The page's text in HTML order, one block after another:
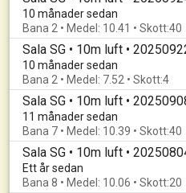
10 månader sedan
Bana 2 • Medel: 10.41 • Skott:40
Sala SG • 10m luft •
10 månader sedan
Bana 2 • Medel: 7.52 • Skott:4
Sala SG • 10m luft •
11 månader sedan
Bana 7 • Medel: 10.39 • Skott:40
Sala SG • 10m luft •
Ett år sedan
Bana 8 • Medel: 10.06 • Skott:20